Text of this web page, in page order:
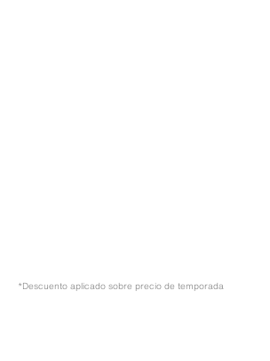
*Descuento aplicado sobre precio de temporada